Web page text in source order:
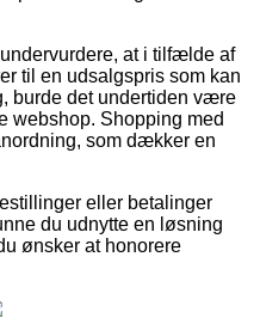
at i tilfælde af
til en udsalgspris som kan
burde det undertiden være
webshop. Shopping med
som dækker en
eller betalinger
du udnytte en løsning
ønsker at honorere